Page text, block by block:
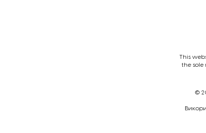
This
the sole
©